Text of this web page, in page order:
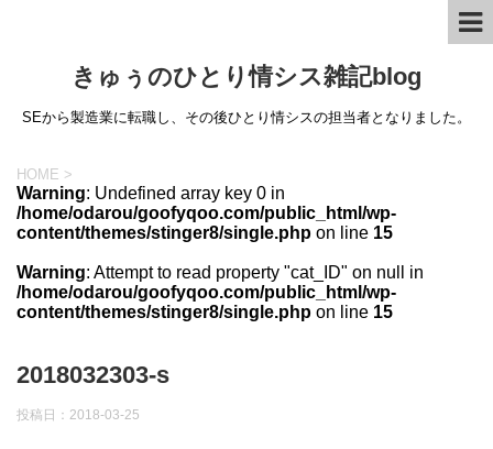
きゅぅのひとり情シス雑記blog
SEから製造業に転職し、その後ひとり情シスの担当者となりました。
HOME >
Warning: Undefined array key 0 in
/home/odarou/goofyqoo.com/public_html/wp-
content/themes/stinger8/single.php on line 15
Warning: Attempt to read property "cat_ID" on null in
/home/odarou/goofyqoo.com/public_html/wp-
content/themes/stinger8/single.php on line 15
2018032303-s
投稿日： 2018-03-25